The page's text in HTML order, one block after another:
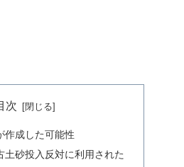
次
作成した可能性
土砂投入反対に利用された